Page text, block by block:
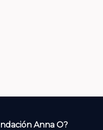
Anna O?